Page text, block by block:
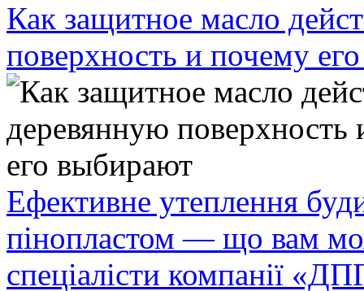
Как защитное масло
поверхность и почему
Ефективне утеплення
пінопластом — що вам
спеціалісти компанії